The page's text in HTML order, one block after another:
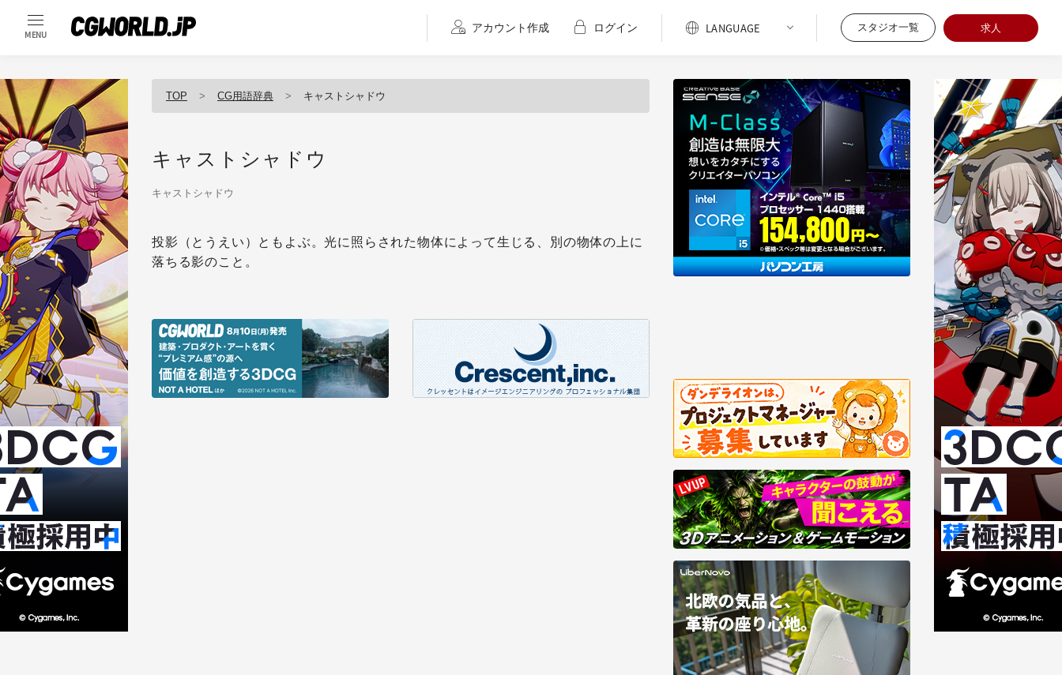
MENU
アカウント作成 ログイン スタジオ一覧 求人
TOP CG用語辞典 キャストシャドウ
キャストシャドウ
キャストシャドウ
投影（とうえい）ともよぶ。光に照らされた物体によって生じる、別の物体の上に
落ちる影のこと。